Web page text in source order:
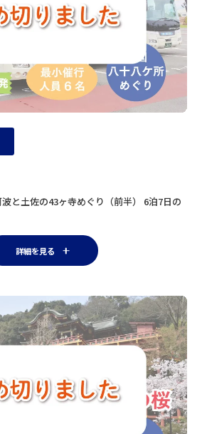
と土佐の43ヶ寺めぐり（前半） 6泊7日の
詳細を見る